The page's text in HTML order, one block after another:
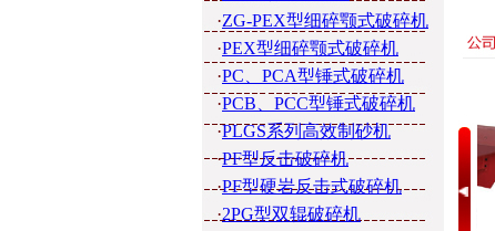
·ZG-PEX型细碎颚式破碎机
·PEX型细碎颚式破碎机
·PC、PCA型锤式破碎机
·PCB、PCC型锤式破碎机
·PLGS系列高效制砂机
·PF型反击破碎机
·PF型硬岩反击式破碎机
·2PG型双辊破碎机